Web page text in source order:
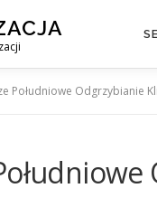
Południowe Odgrzybianie